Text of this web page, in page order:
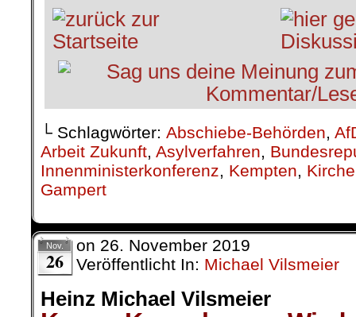
└ Schlagwörter: Abschiebe-Behörden
Arbeit Zukunft Asylverfahren
Innenministerkonferenz
Kempten
Gampert
Nov.
26
on 26. November 2019
Veröffentlicht In: Michael Vilsmeier
Heinz Michael Vilsmeier